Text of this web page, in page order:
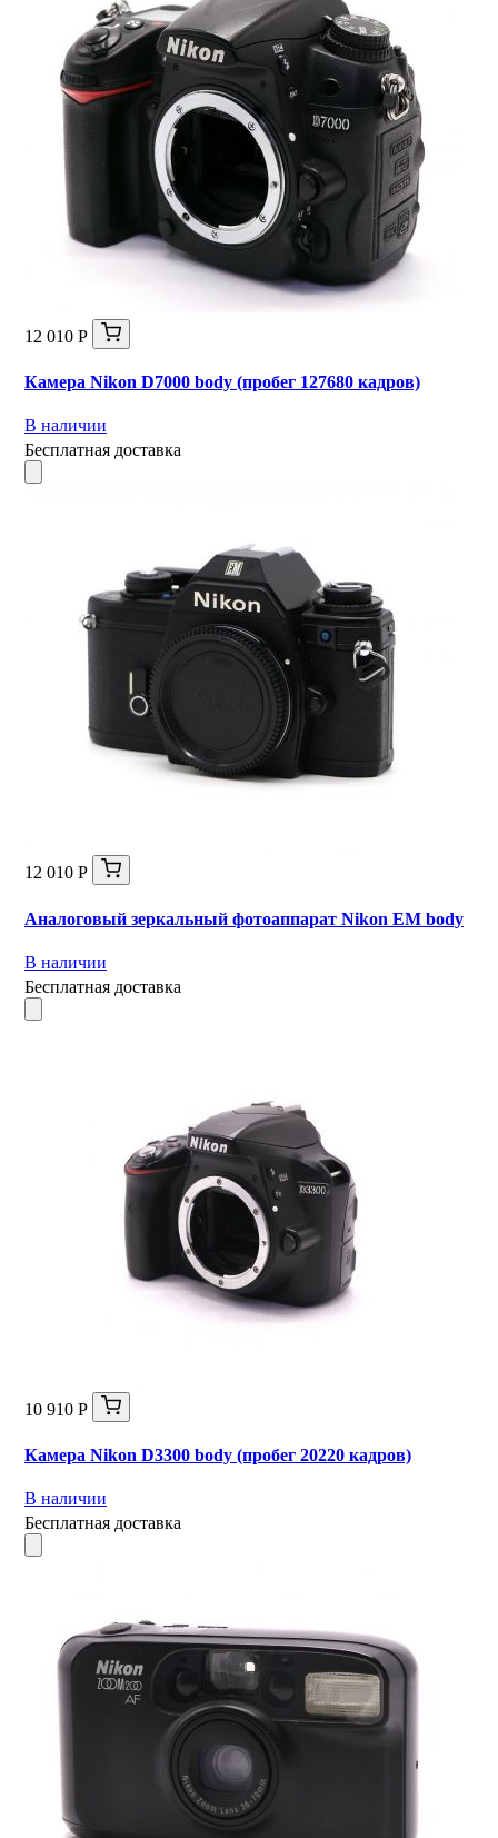
12 010 Р
Камера Nikon D7000 body (пробег 127680 кадров)
В наличии
Бесплатная доставка
12 010 Р
Аналоговый зеркальный фотоаппарат Nikon EM body
В наличии
Бесплатная доставка
10 910 Р
Камера Nikon D3300 body (пробег 20220 кадров)
В наличии
Бесплатная доставка